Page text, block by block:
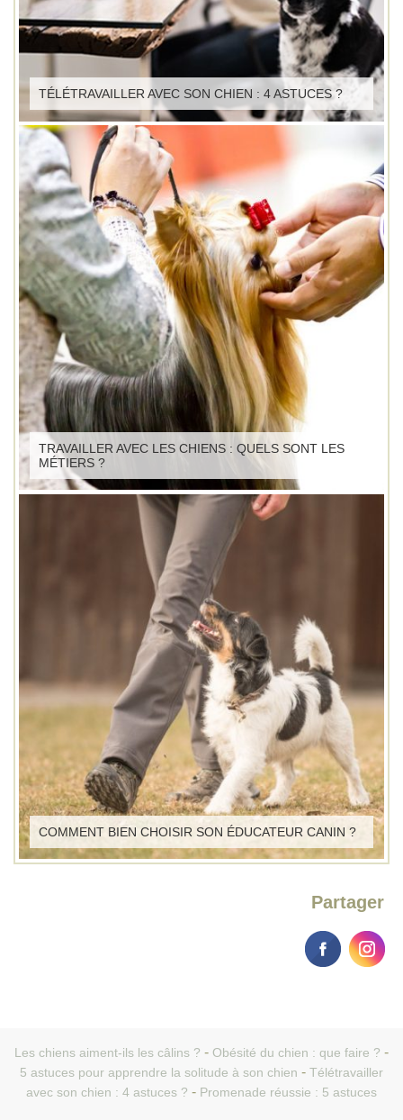
TÉLÉTRAVAILLER AVEC SON CHIEN : 4 ASTUCES ?
TRAVAILLER AVEC LES CHIENS : QUELS SONT LES
MÉTIERS ?
COMMENT BIEN CHOISIR SON ÉDUCATEUR CANIN ?
Partager
Les chiens aiment-ils les câlins ?
Obésité du chien : que faire ?
5 astuces pour apprendre la solitude à son chien
Télétravailler
avec son chien : 4 astuces ?
Promenade réussie : 5 astuces